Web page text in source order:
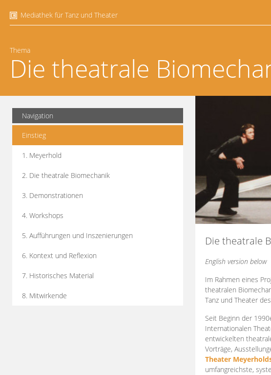
Mediathek für Tanz und Theater
Thema
Die theatrale
Navigation
Einstieg
1. Meyerhold
2. Die theatrale Biomechanik
3. Demonstrationen
4. Workshops
5. Aufführungen und Inszenierungen
6. Kontext und Reflexion
7. Historisches Material
8. Mitwirkende
Die theatrale
English version below
Im Rahmen eines
theatralen
Tanz und Theater
Seit Beginn der
Internationalen
entwickelten
Vorträge,
Theater
umfangreichste,